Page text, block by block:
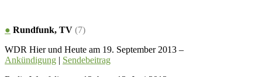
● Rundfunk, TV (7)
WDR Hier und Heute am 19. September 2013 –
Ankündigung | Sendebeitrag